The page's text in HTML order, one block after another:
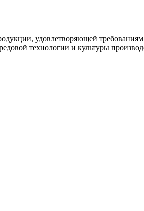
удовлетворяющей
технологии и культуры